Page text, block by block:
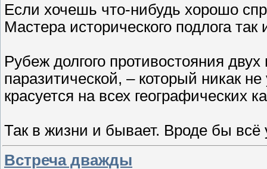
Если хочешь что-нибудь хорошо
Мастера исторического подлога так
Рубеж долгого противостояния
паразитической, – который никак
красуется на всех географических
Так в жизни и бывает. Вроде бы
Встреча дважды